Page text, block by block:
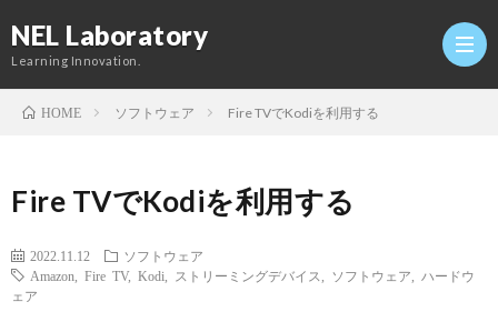
NEL Laboratory
Learning Innovation.
究
HOME ソフトウェア Fire TVでKodiを利用する
Fire TVでKodiを利用する
2022.11.12
ソフトウェア
Amazon
Fire TV, Kodi ストリーミングデバイス ソフトウェア
ハードウ
ェア